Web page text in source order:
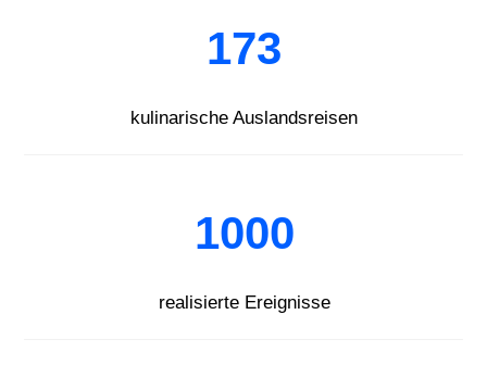
173
kulinarische Auslandsreisen
1000
realisierte Ereignisse